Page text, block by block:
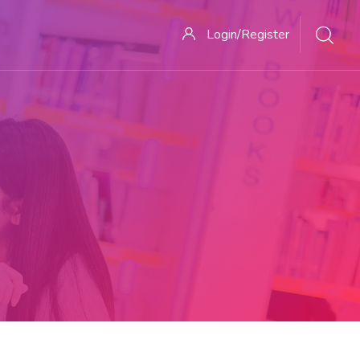
Login/Register